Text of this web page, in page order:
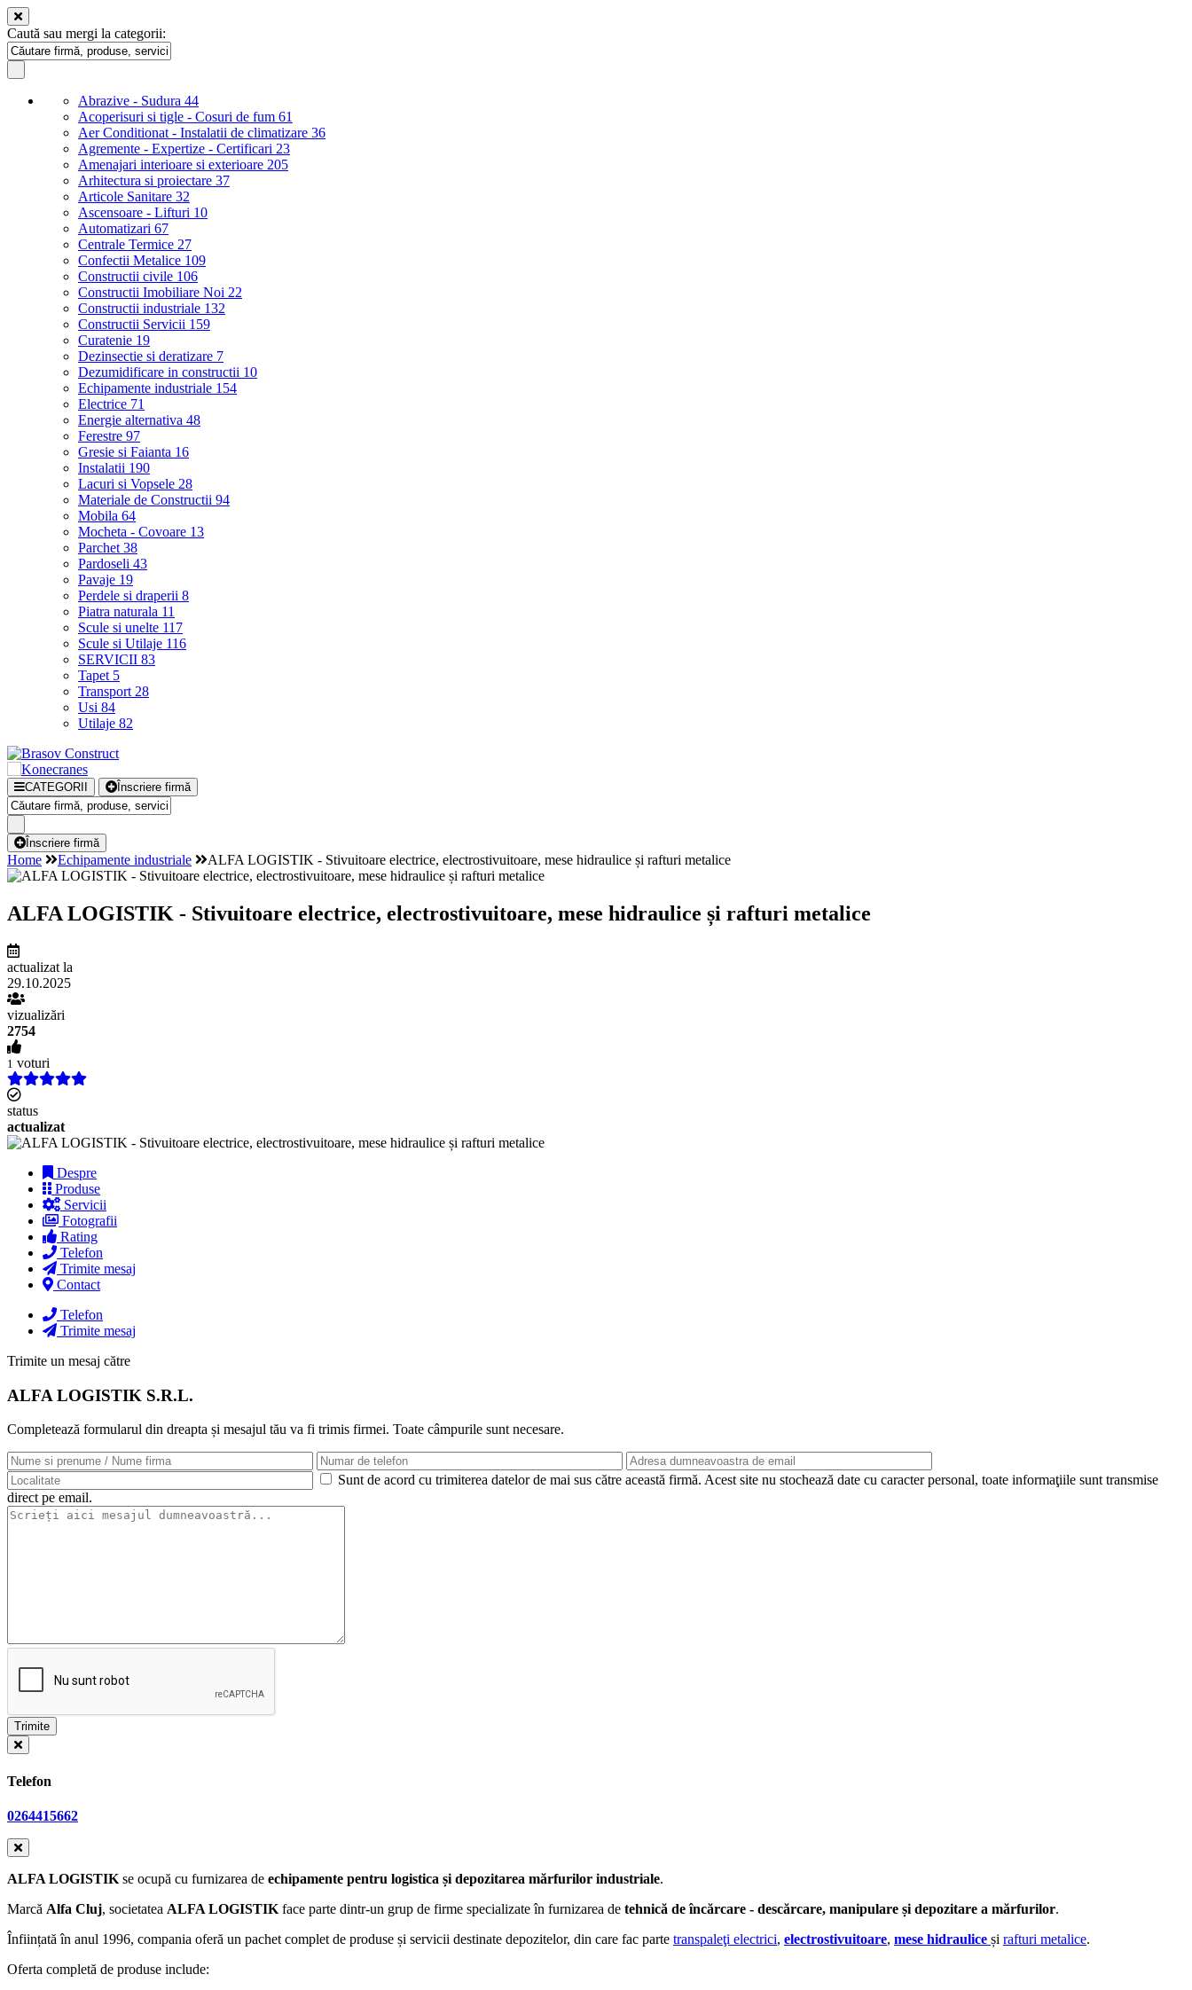
Caută sau mergi la categorii:
Abrazive - Sudura 44
Acoperisuri si tigle - Cosuri de fum 61
Aer Conditionat - Instalatii de climatizare 36
Agremente - Expertize - Certificari 23
Amenajari interioare si exterioare 205
Arhitectura si proiectare 37
Articole Sanitare 32
Ascensoare - Lifturi 10
Automatizari 67
Centrale Termice 27
Confectii Metalice 109
Constructii civile 106
Constructii Imobiliare Noi 22
Constructii industriale 132
Constructii Servicii 159
Curatenie 19
Dezinsectie si deratizare 7
Dezumidificare in constructii 10
Echipamente industriale 154
Electrice 71
Energie alternativa 48
Ferestre 97
Gresie si Faianta 16
Instalatii 190
Lacuri si Vopsele 28
Materiale de Constructii 94
Mobila 64
Mocheta - Covoare 13
Parchet 38
Pardoseli 43
Pavaje 19
Perdele si draperii 8
Piatra naturala 11
Scule si unelte 117
Scule si Utilaje 116
SERVICII 83
Tapet 5
Transport 28
Usi 84
Utilaje 82
CATEGORII Înscriere firmă
Înscriere firmă
Home Echipamente industriale ALFA LOGISTIK - Stivuitoare electrice, electrostivuitoare, mese hidraulice și rafturi metalice
ALFA LOGISTIK - Stivuitoare electrice, electrostivuitoare, mese hidraulice și rafturi metalice
actualizat la
29.10.2025
vizualizări
2754
1 voturi
status
actualizat
Despre
Produse
Servicii
Fotografii
Rating
Telefon
Trimite mesaj
Contact
Telefon
Trimite mesaj
Trimite un mesaj către
ALFA LOGISTIK S.R.L.
Completează formularul din dreapta și mesajul tău va fi trimis firmei. Toate câmpurile sunt necesare.
Sunt de acord cu trimiterea datelor de mai sus către această firmă. Acest site nu stochează date cu caracter personal, toate informaţiile sunt transmise
direct pe email.
Telefon
0264415662
ALFA LOGISTIK se ocupă cu furnizarea de echipamente pentru logistica și depozitarea mărfurilor industriale.
Marcă Alfa Cluj, societatea ALFA LOGISTIK face parte dintr-un grup de firme specializate în furnizarea de tehnică de încărcare - descărcare, manipulare și depozitare a mărfurilor.
Înființată în anul 1996, compania oferă un pachet complet de produse și servicii destinate depozitelor, din care fac parte transpaleţi electrici, electrostivuitoare, mese hidraulice și rafturi metalice.
Oferta completă de produse include: